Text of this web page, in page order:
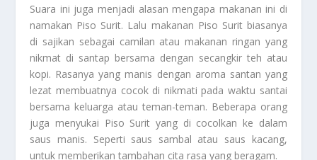
Suara ini juga menjadi alasan mengapa makanan ini di
namakan Piso Surit. Lalu makanan Piso Surit biasanya
di sajikan sebagai camilan atau makanan ringan yang
nikmat di santap bersama dengan secangkir teh atau
kopi. Rasanya yang manis dengan aroma santan yang
lezat membuatnya cocok di nikmati pada waktu santai
bersama keluarga atau teman-teman. Beberapa orang
juga menyukai Piso Surit yang di cocolkan ke dalam
saus manis. Seperti saus sambal atau saus kacang,
untuk memberikan tambahan cita rasa yang beragam.